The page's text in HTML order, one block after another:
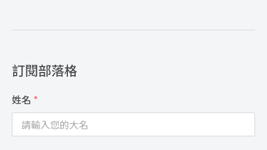
訂閱部落格
姓名 *